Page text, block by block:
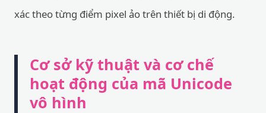
xác theo từng điểm pixel ảo trên thiết bị di động.
Cơ sở kỹ thuật và cơ chế
hoạt động của mã Unicode
vô hình